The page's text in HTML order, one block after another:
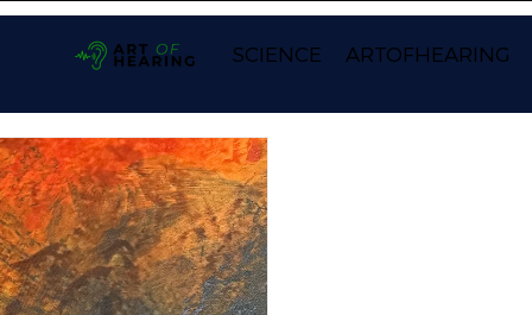
SCIENCE ARTOFHEARING